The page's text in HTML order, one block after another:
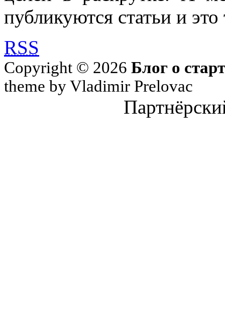
публикуются статьи и
RSS
Copyright © 2026 Блог о
theme by Vladimir Prelovac